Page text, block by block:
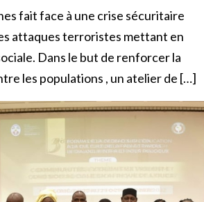
fait face à une crise sécuritaire
attaques terroristes mettant en
Dans le but de renforcer la
les populations , un atelier de […]